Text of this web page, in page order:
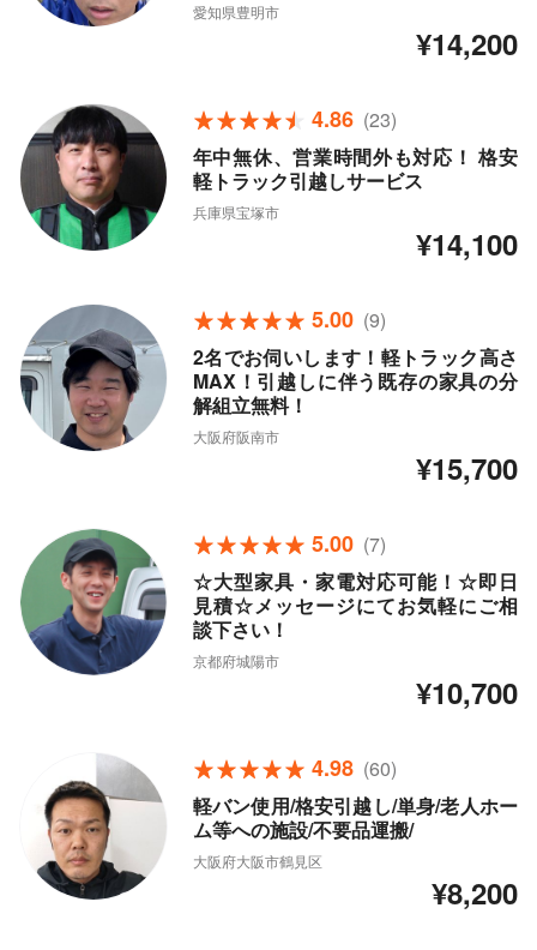
愛知県豊明市
¥14,200
4.86 (23)
年中無休、営業時間外も対応！ 格安
軽トラック引越しサービス
兵庫県宝塚市
¥14,100
5.00 (9)
2名でお伺いします！軽トラック高さ
MAX！引越しに伴う既存の家具の分
解組立無料！
大阪府阪南市
¥15,700
5.00 (7)
☆大型家具・家電対応可能！☆即日
見積☆メッセージにてお気軽にご相
談下さい！
京都府城陽市
¥10,700
4.98 (60)
軽バン使用/格安引越し/単身/老人ホー
ム等への施設/不要品運搬/
大阪府大阪市鶴見区
¥8,200